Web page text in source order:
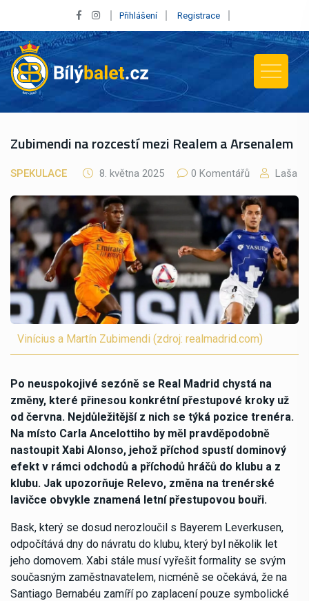
Přihlášení Registrace
Zubimendi na rozcestí mezi Realem a Arsenalem
SPEKULACE 8. května 2025 0 Komentářů Laša
Vinícius a Martín Zubimendi (zdroj: realmadrid.com)
Po neuspokojivé sezóně se Real Madrid chystá na
změny, které přinesou konkrétní přestupové kroky už
od června. Nejdůležitější z nich se týká pozice trenéra.
Na místo Carla Ancelottiho by měl pravděpodobně
nastoupit Xabi Alonso, jehož příchod spustí dominový
efekt v rámci odchodů a příchodů hráčů do klubu a z
klubu. Jak upozorňuje Relevo, změna na trenérské
lavičce obvykle znamená letní přestupovou bouři.
Bask, který se dosud nerozloučil s Bayerem Leverkusen,
odpočítává dny do návratu do klubu, který byl několik let
jeho domovem. Xabi stále musí vyřešit formality se svým
současným zaměstnavatelem, nicméně se očekává, že na
Santiago Bernabéu zamíří po zaplacení pouze symbolické